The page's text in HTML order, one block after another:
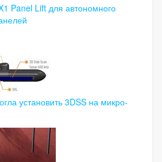
Panel Lift для автономного
установить 3DSS на микро-